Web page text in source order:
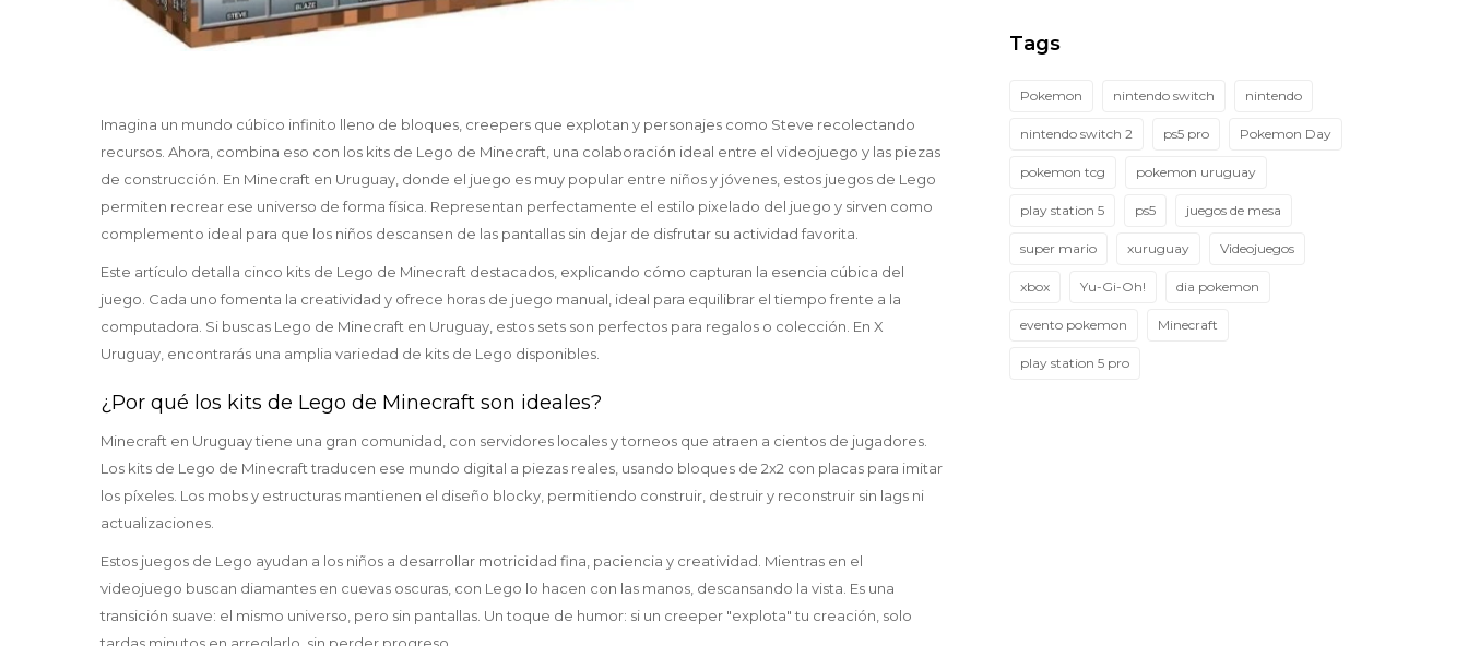
Imagina un mundo cúbico infinito lleno de bloques, creepers que explotan y personajes como Steve recolectando
recursos. Ahora, combina eso con los kits de Lego de Minecraft, una colaboración ideal entre el videojuego y las piezas
de construcción. En Minecraft en Uruguay, donde el juego es muy popular entre niños y jóvenes, estos juegos de Lego
permiten recrear ese universo de forma física. Representan perfectamente el estilo pixelado del juego y sirven como
complemento ideal para que los niños descansen de las pantallas sin dejar de disfrutar su actividad favorita.
Este artículo detalla cinco kits de Lego de Minecraft destacados, explicando cómo capturan la esencia cúbica del
juego. Cada uno fomenta la creatividad y ofrece horas de juego manual, ideal para equilibrar el tiempo frente a la
computadora. Si buscas Lego de Minecraft en Uruguay, estos sets son perfectos para regalos o colección. En X
Uruguay, encontrarás una amplia variedad de kits de Lego disponibles.
¿Por qué los kits de Lego de Minecraft son ideales?
Minecraft en Uruguay tiene una gran comunidad, con servidores locales y torneos que atraen a cientos de jugadores.
Los kits de Lego de Minecraft traducen ese mundo digital a piezas reales, usando bloques de 2x2 con placas para imitar
los píxeles. Los mobs y estructuras mantienen el diseño blocky, permitiendo construir, destruir y reconstruir sin lags ni
actualizaciones.
Estos juegos de Lego ayudan a los niños a desarrollar motricidad fina, paciencia y creatividad. Mientras en el
videojuego buscan diamantes en cuevas oscuras, con Lego lo hacen con las manos, descansando la vista. Es una
transición suave: el mismo universo, pero sin pantallas. Un toque de humor: si un creeper "explota" tu creación, solo
Tags
Pokemon nintendo switch nintendo
nintendo switch 2 ps5 pro Pokemon Day
pokemon tcg pokemon uruguay
play station 5 ps5 juegos de mesa
super mario xuruguay Videojuegos
xbox Yu-Gi-Oh! dia pokemon
evento pokemon Minecraft
play station 5 pro